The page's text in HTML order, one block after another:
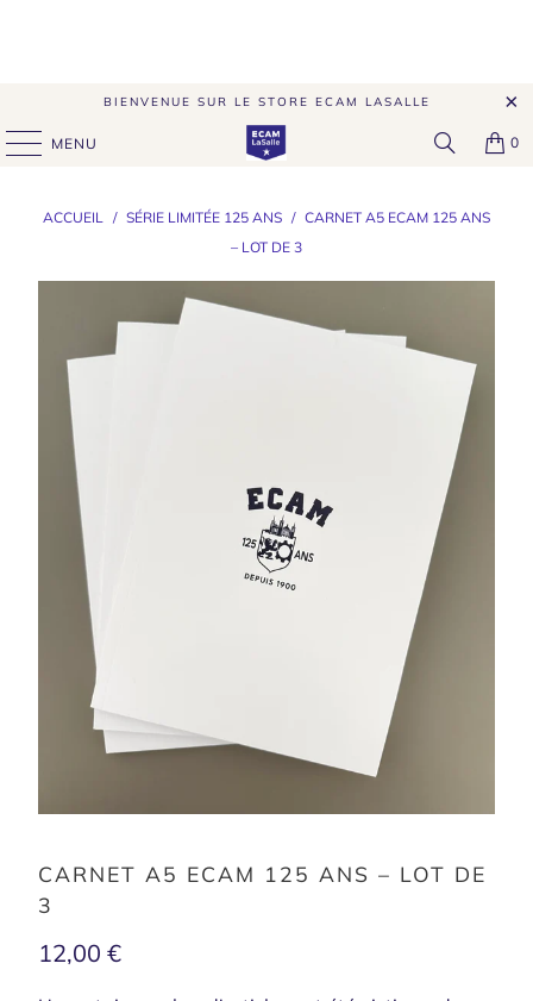
BIENVENUE SUR LE STORE ECAM LASALLE
MENU 0
ACCUEIL / SÉRIE LIMITÉE 125 ANS / CARNET A5 ECAM 125 ANS
– LOT DE 3
CARNET A5 ECAM 125 ANS – LOT DE
3
12,00 €